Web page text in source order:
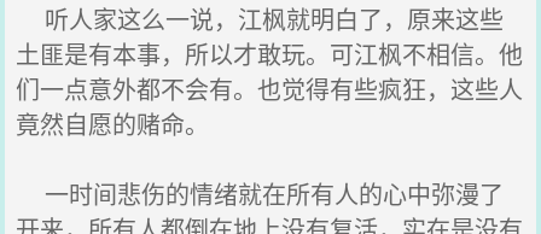
听人家这么一说，江枫就明白了，原来这些
土匪是有本事，所以才敢玩。可江枫不相信。他
们一点意外都不会有。也觉得有些疯狂，这些人
竟然自愿的赌命。
一时间悲伤的情绪就在所有人的心中弥漫了